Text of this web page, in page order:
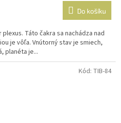
Do košíku
Táto čakra sa nachádza nad
je vôľa. Vnútorný stav je smiech,
planéta je...
Kód: TIB-84